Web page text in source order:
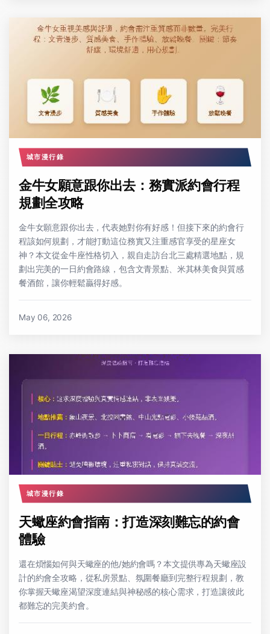
城市漫行錄
金牛女願意跟你出去：務實派約會行程
規劃全攻略
金牛女願意跟你出去，代表她對你有好感！但接下來的約會行
程該如何規劃，才能打動這位務實又注重感官享受的星座女
神？本文從金牛座性格切入，親自走訪台北三處精選地點，規
劃出完美的一日約會路線，包含文青景點、米其林美食與質感
餐酒館，讓你輕鬆贏得好感。
May 06, 2026
城市漫行錄
天蠍座約會指南：打造深刻難忘的約會
體驗
還在煩惱如何與天蠍座的他/她約會嗎？本文提供專為天蠍座設
計的約會全攻略，從私房景點、氛圍餐廳到完整行程規劃，教
你掌握天蠍座渴望深度連結與神秘感的核心需求，打造讓彼此
都難忘的完美約會。